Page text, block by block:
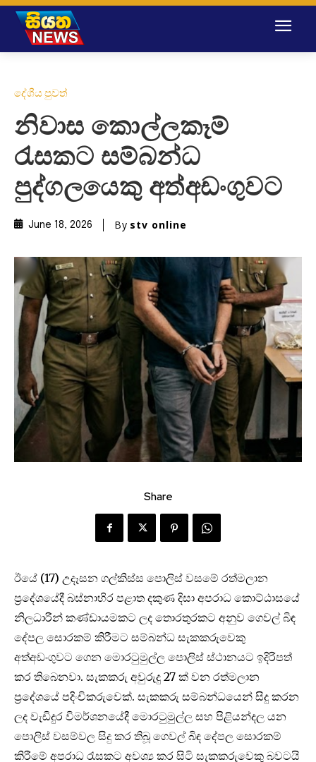
දේශීය පුවත්
නිවාස කොල්ලකෑම්
රැසකට සම්බන්ධ
පුද්ගලයෙකු අත්අඩංගුවට
June 18, 2026 By stv online
Share
ඊයේ (17) උදෑසන ගල්කිස්ස පොලිස් වසමේ රත්මලාන
ප්‍රදේශයේදී බස්නාහිර පළාත දකුණ දිසා අපරාධ කොට්ඨාසයේ
නිලධාරීන් කණ්ඩායමකට ලද තොරතුරකට අනුව ගෙවල් බිඳ
දේපල සොරකම් කිරීමට සම්බන්ධ සැකකරුවෙකු
අත්අඩංගුවට ගෙන මොරටුමුල්ල පොලිස් ස්ථානයට ඉදිරිපත්
කර තිබෙනවා. සැකකරු අවුරුදු 27 ක් වන රත්මලාන
ප්‍රදේශයේ පදිංචිකරුවෙක්. සැකකරු සම්බන්ධයෙන් සිදු කරන
ලද වැඩිදුර විමර්ශනයේදී මොරටුමුල්ල සහ පිළියන්දල යන
පොලිස් වසම්වල සිදු කර තිබූ ගෙවල් බිඳ දේපල සොරකම්
කිරීමේ අපරාධ රැසකට අවශ්‍ය කර සිටි සැකකරුවෙකු බවටයි